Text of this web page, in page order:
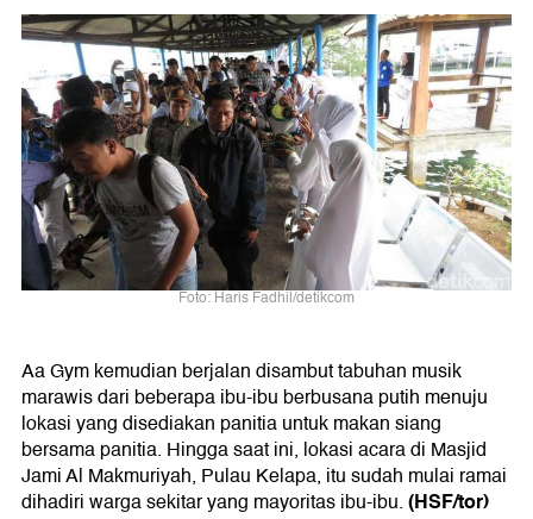
Foto: Haris Fadhil/detikcom
Aa Gym kemudian berjalan disambut tabuhan musik
marawis dari beberapa ibu-ibu berbusana putih menuju
lokasi yang disediakan panitia untuk makan siang
bersama panitia. Hingga saat ini, lokasi acara di Masjid
Jami Al Makmuriyah, Pulau Kelapa, itu sudah mulai ramai
dihadiri warga sekitar yang mayoritas ibu-ibu.(HSF/tor)